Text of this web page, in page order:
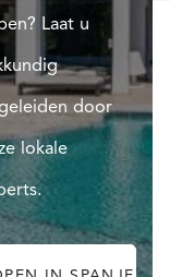
Laat u
door
lokale